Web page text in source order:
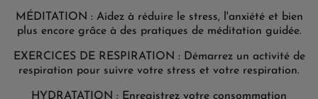
MÉDITATION : Aidez à réduire le stress, l'anxiété et bien
plus encore grâce à des pratiques de méditation guidée.
EXERCICES DE RESPIRATION : Démarrez un activité de
respiration pour suivre votre stress et votre respiration.
HYDRATATION : Enregistrez votre consommation